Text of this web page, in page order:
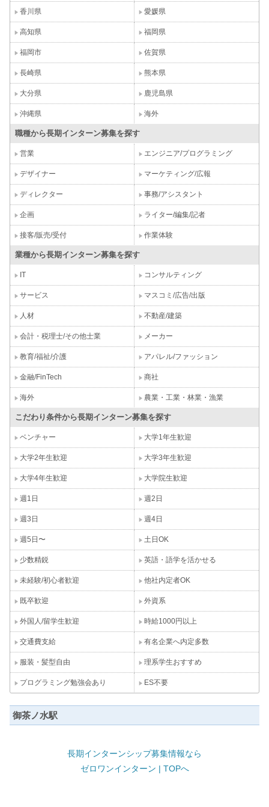
香川県 愛媛県
高知県 福岡県
福岡市 佐賀県
長崎県 熊本県
大分県 鹿児島県
沖縄県 海外
職種から長期インターン募集を探す
営業 エンジニア/プログラミング
デザイナー マーケティング/広報
ディレクター 事務/アシスタント
企画 ライター/編集/記者
接客/販売/受付 作業体験
業種から長期インターン募集を探す
IT コンサルティング
サービス マスコミ/広告/出版
人材 不動産/建築
会計・税理士/その他士業 メーカー
教育/福祉/介護 アパレル/ファッション
金融/FinTech 商社
海外 農業・工業・林業・漁業
こだわり条件から長期インターン募集を探す
ベンチャー 大学1年生歓迎
大学2年生歓迎 大学3年生歓迎
大学4年生歓迎 大学院生歓迎
週1日 週2日
週3日 週4日
週5日〜 土日OK
少数精鋭 英語・語学を活かせる
未経験/初心者歓迎 他社内定者OK
既卒歓迎 外資系
外国人/留学生歓迎 時給1000円以上
交通費支給 有名企業へ内定多数
服装・髪型自由 理系学生おすすめ
プログラミング勉強会あり ES不要
御茶ノ水駅
長期インターンシップ募集情報なら
ゼロワンインターン | TOPへ